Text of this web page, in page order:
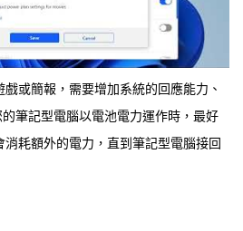
或簡報，需要增加系統的回應能力、
筆記型電腦以電池電力運作時，最好
耗額外的電力，直到筆記型電腦接回